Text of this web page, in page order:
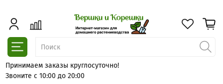
Принимаем заказы круглосуточно!
Звоните с 10:00 до 20:00